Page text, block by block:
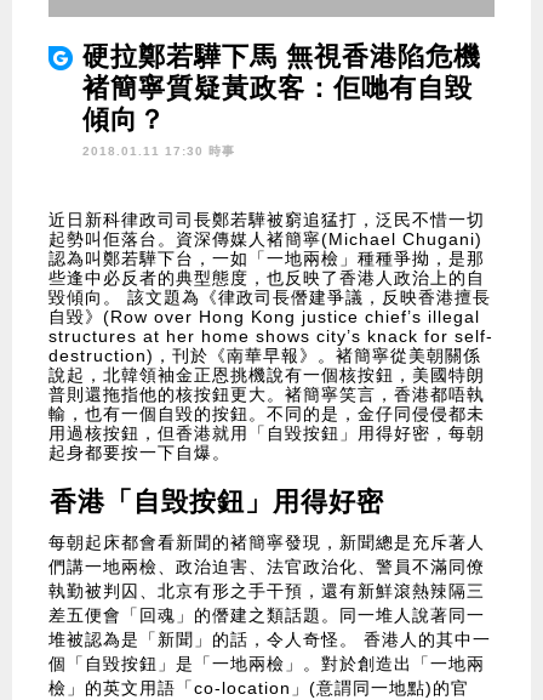
硬拉鄭若驊下馬 無視香港陷危機
褚簡寧質疑黃政客：佢哋有自毀
傾向？
2018.01.11 17:30 時事
近日新科律政司司長鄭若驊被窮追猛打，泛民不惜一切
起勢叫佢落台。資深傳媒人褚簡寧(Michael Chugani)
認為叫鄭若驊下台，一如「一地兩檢」種種爭拗，是那
些逢中必反者的典型態度，也反映了香港人政治上的自
毀傾向。 該文題為《律政司長僭建爭議，反映香港擅長
自毀》(Row over Hong Kong justice chief’s illegal
structures at her home shows city’s knack for self-
destruction)，刊於《南華早報》。褚簡寧從美朝關係
說起，北韓領袖金正恩挑機說有一個核按鈕，美國特朗
普則還拖指他的核按鈕更大。褚簡寧笑言，香港都唔執
輸，也有一個自毀的按鈕。不同的是，金仔同侵侵都未
用過核按鈕，但香港就用「自毀按鈕」用得好密，每朝
起身都要按一下自爆。
香港「自毁按鈕」用得好密
每朝起床都會看新聞的褚簡寧發現，新聞總是充斥著人
們講一地兩檢、政治迫害、法官政治化、警員不滿同僚
執勤被判囚、北京有形之手干預，還有新鮮滾熱辣隔三
差五便會「回魂」的僭建之類話題。同一堆人說著同一
堆被認為是「新聞」的話，令人奇怪。 香港人的其中一
個「自毀按鈕」是「一地兩檢」。對於創造出「一地兩
檢」的英文用語「co-location」(意謂同一地點)的官